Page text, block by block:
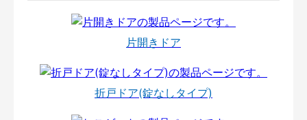
片開きドア
折戸ドア(錠なしタイプ)